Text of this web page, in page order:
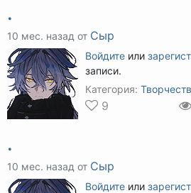
.
10 мес. назад от Сыр
Войдите или
записи.
Категория:
9
.
10 мес. назад от Сыр
Войдите или